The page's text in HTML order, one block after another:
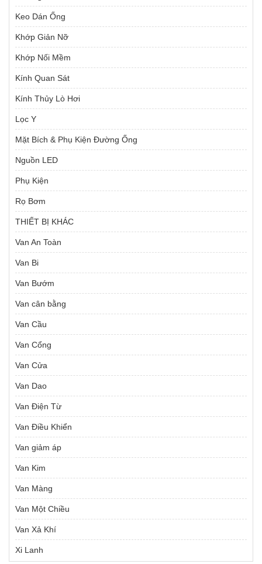
Keo Dán Ống
Khớp Giản Nỡ
Khớp Nối Mềm
Kính Quan Sát
Kính Thủy Lò Hơi
Lọc Y
Mặt Bích & Phụ Kiện Đường Ống
Nguồn LED
Phụ Kiện
Rọ Bơm
THIẾT BỊ KHÁC
Van An Toàn
Van Bi
Van Bướm
Van cân bằng
Van Cầu
Van Cổng
Van Cửa
Van Dao
Van Điện Từ
Van Điều Khiển
Van giảm áp
Van Kim
Van Màng
Van Một Chiều
Van Xả Khí
Xi Lanh